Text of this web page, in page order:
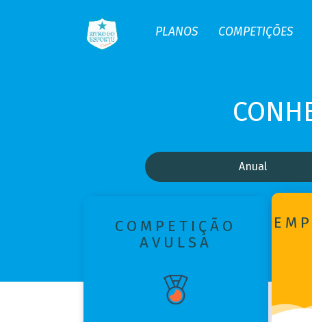
PLANOS COMPETIÇÕES
Anual
COMPETIÇÃO
AVULSA